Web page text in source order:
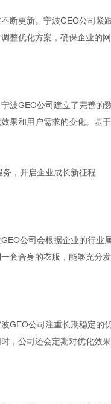
断更新。宁波GEO公司
整优化方案，确保企业的
波GEO公司建立了完善
果和用户需求的变化。基
，开启企业成长新征程
公司会根据企业的行
套合身的衣服，能够充分
GEO公司注重长期稳定的
，公司还会定期对优化效